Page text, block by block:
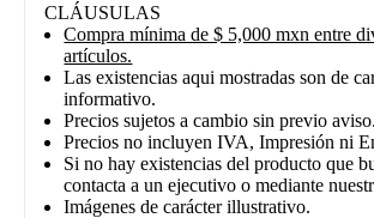
CLÁUSULAS
Compra mínima de $ 5,000 mxn entre
artículos.
Las existencias aqui mostradas son de
informativo.
Precios sujetos a cambio sin previo aviso.
Precios no incluyen IVA, Impresión ni
Si no hay existencias del producto que
contacta a un ejecutivo o mediante
Imágenes de carácter illustrativo.